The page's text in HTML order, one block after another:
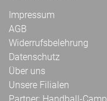
Impressum
AGB
Widerrufsbelehrung
Datenschutz
Über uns
Unsere Filialen